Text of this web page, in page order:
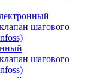
шагового
шагового